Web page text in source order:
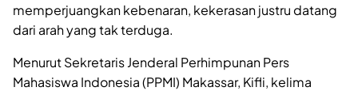
memperjuangkan kebenaran, kekerasan justru datang
dari arah yang tak terduga.
Menurut Sekretaris Jenderal Perhimpunan Pers
Mahasiswa Indonesia (PPMI) Makassar, Kifli, kelima